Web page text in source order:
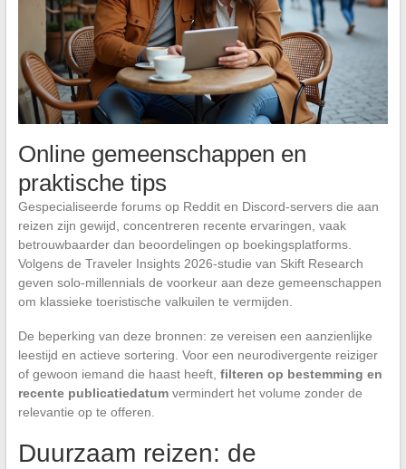
Online gemeenschappen en
praktische tips
Gespecialiseerde forums op Reddit en Discord-servers die aan
reizen zijn gewijd, concentreren recente ervaringen, vaak
betrouwbaarder dan beoordelingen op boekingsplatforms.
Volgens de Traveler Insights 2026-studie van Skift Research
geven solo-millennials de voorkeur aan deze gemeenschappen
om klassieke toeristische valkuilen te vermijden.
De beperking van deze bronnen: ze vereisen een aanzienlijke
leestijd en actieve sortering. Voor een neurodivergente reiziger
of gewoon iemand die haast heeft, filteren op bestemming en
recente publicatiedatumvermindert het volume zonder de
relevantie op te offeren.
Duurzaam reizen: de